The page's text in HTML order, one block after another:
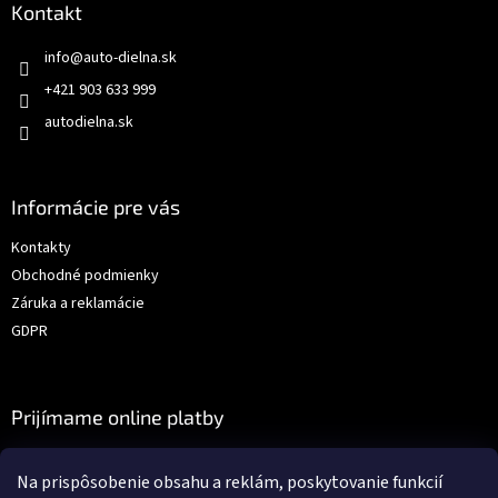
Na prispôsobenie obsahu a reklám, poskytovanie funkcií
Kontakt
info@auto-dielna.sk
+421 903 633 999
autodielna.sk
Informácie pre vás
Kontakty
Obchodné podmienky
Záruka a reklamácie
GDPR
Prijímame online platby